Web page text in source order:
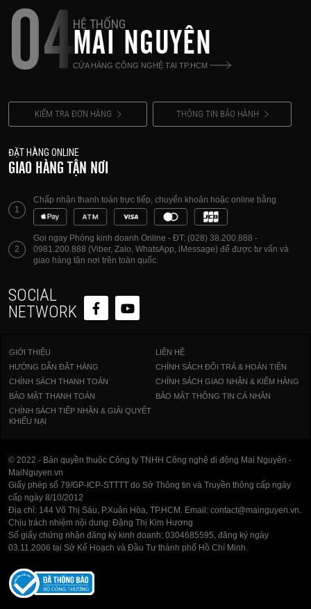
04HỆ THỐNG
MAI NGUYÊN
CỬA HÀNG CÔNG NGHỆ TẠI TP.HCM
KIỂM TRA ĐƠN HÀNG THÔNG TIN BẢO HÀNH
ĐẶT HÀNG ONLINE
GIAO HÀNG TẬN NƠI
1
Chấp nhận thanh toán trực tiếp, chuyển khoản hoặc online bằng
2
Gọi ngay Phòng kinh doanh Online - ĐT: (028) 38.200.888 -
0981.200.888 (Viber, Zalo, WhatsApp, iMessage) để được tư vấn và
giao hàng tận nơi trên toàn quốc.
SOCIAL
NETWORK
GIỚI THIỆU
LIÊN HỆ
HƯỚNG DẪN ĐẶT HÀNG
CHÍNH SÁCH ĐỔI TRẢ & HOÀN TIỀN
CHÍNH SÁCH THANH TOÁN
CHÍNH SÁCH GIAO NHẬN & KIỂM HÀNG
BẢO MẬT THANH TOÁN
BẢO MẬT THÔNG TIN CÁ NHÂN
CHÍNH SÁCH TIẾP NHẬN & GIẢI QUYẾT
KHIẾU NẠI
© 2022 - Bản quyền thuộc Công ty TNHH Công nghệ di động Mai Nguyên -
MaiNguyen.vn
Giấy phép số 79/GP-ICP-STTTT do Sở Thông tin và Truyền thông cấp ngày
cấp ngày 8/10/2012
Địa chỉ: 144 Võ Thị Sáu, P.Xuân Hòa, TP.HCM. Email: contact@mainguyen.vn.
Chịu trách nhiệm nội dung: Đặng Thị Kim Hương
Số giấy chứng nhận đăng ký kinh doanh: 0304685595, đăng ký ngày
03.11.2006 tại Sở Kế Hoạch và Đầu Tư thành phố Hồ Chí Minh.